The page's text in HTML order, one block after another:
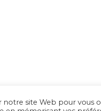
notre site Web pour vous